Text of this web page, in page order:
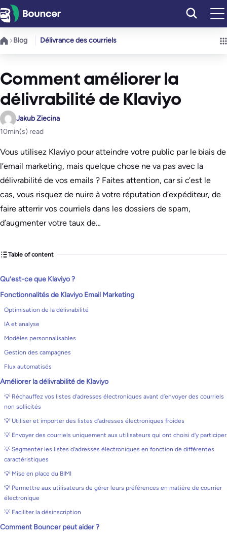
Aller
au
contenu
Blog Délivrance des courriels
Comment améliorer la
délivrabilité de Klaviyo
Jakub Ziecina
10min(s) read
Vous utilisez Klaviyo pour atteindre votre public par le biais de
l’email marketing, mais quelque chose ne va pas avec la
délivrabilité de vos emails ? Faites attention, car si c’est le
cas, vous risquez de nuire à votre réputation d’expéditeur, de
faire atterrir vos courriels dans les dossiers de spam,
d’augmenter votre taux de…
Table of content
Qu’est-ce que Klaviyo ?
Fonctionnalités de Klaviyo Email Marketing
Optimisation de la délivrabilité
IA et analyse
Modèles personnalisables
Gestion des campagnes
Flux automatisés
Améliorer la délivrabilité de Klaviyo
💡 Réchauffez vos listes d’adresses électroniques avant d’envoyer des courriels
non sollicités
💡 Utiliser et importer des listes d’adresses électroniques froides
💡 Envoyer des courriels uniquement aux utilisateurs qui ont choisi d’y participer
💡 Segmenter les listes d’adresses électroniques en fonction de différentes
caractéristiques
💡 Mise en place du BIMI
💡 Permettre aux utilisateurs de gérer leurs préférences en matière de courrier
électronique
💡 Faciliter la désinscription
Comment Bouncer peut aider ?